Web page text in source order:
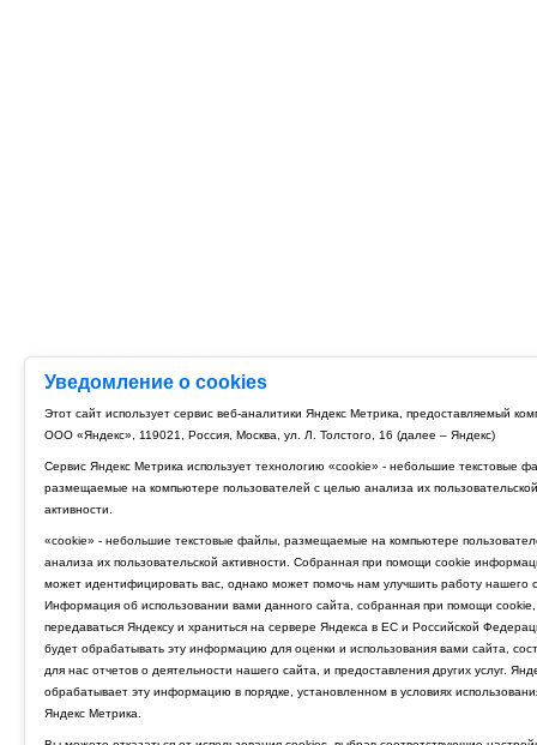
Уведомление о cookies
Этот сайт использует сервис веб-аналитики Яндекс Метрика, предоставляемый
ООО «Яндекс», 119021, Россия, Москва, ул. Л. Толстого, 16 (далее – Яндекс)
Сервис Яндекс Метрика использует технологию «cookie» - небольшие текстовые
размещаемые на компьютере пользователей с целью анализа их пользовательской
активности.
«cookie» - небольшие текстовые файлы, размещаемые на компьютере
анализа их пользовательской активности. Собранная при помощи cookie
может идентифицировать вас, однако может помочь нам улучшить работу нашего
Информация об использовании вами данного сайта, собранная при помощи cookie,
передаваться Яндексу и храниться на сервере Яндекса в ЕС и Российской
будет обрабатывать эту информацию для оценки и использования вами сайта,
для нас отчетов о деятельности нашего сайта, и предоставления других услуг.
обрабатывает эту информацию в порядке, установленном в условиях
Яндекс Метрика.